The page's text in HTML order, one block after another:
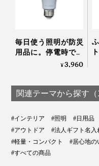
照明オブジェ。
写真 左はミディアム、右 スモー
毎日使う照明が防災
用品に。停電時でも
点灯するバッテリー
¥3,960
関連テーマから探す（
#インテリア #照明 #日用品
#アウトドア
#法人ギフト名入
#軽量・コンパクト
#居心地の
#すべての商品